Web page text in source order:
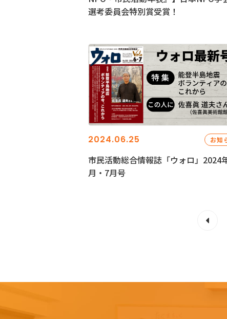
選考委員会特別賞受賞！
2024.06.25 お知
市民活動総合情報誌「ウォロ」2024
月・7月号